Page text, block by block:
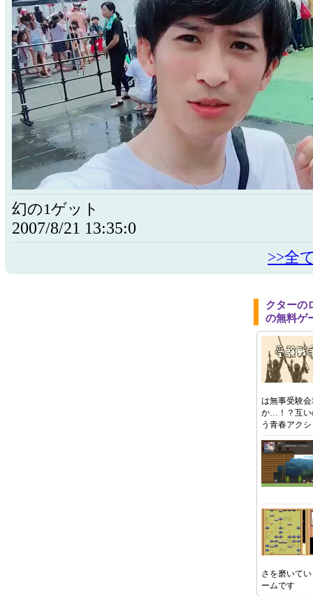
幻の1ゲット
2007/8/21 13:35:0
>>全
クターの
の無料ゲ
は無事受験
か…！？互い
う青春アク
さを磨いて
ームです